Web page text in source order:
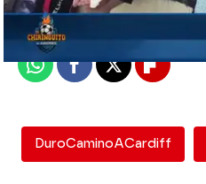
Publicado:
WhatsappFacebook
X
DuroCaminoACardiff